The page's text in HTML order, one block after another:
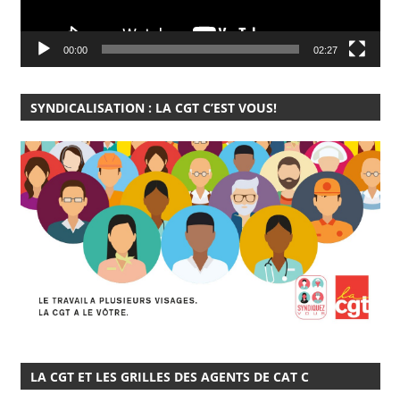
00:00 02:27
SYNDICALISATION : LA CGT C’EST VOUS!
LA CGT ET LES GRILLES DES AGENTS DE CAT C